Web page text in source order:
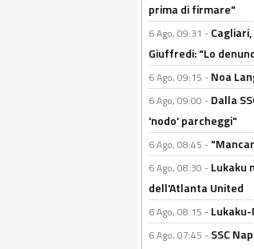
prima di firmare"
6 Ago, 09:31 -
Giuffredi: "Lo
6 Ago, 09:15 - Noa
6 Ago, 09:00 - Dalla
'nodo' parcheggi"
6 Ago, 08:45 -
6 Ago, 08:30 - Lukaku
dell'Atlanta United
6 Ago, 08:15 -
6 Ago, 07:45 - SSC